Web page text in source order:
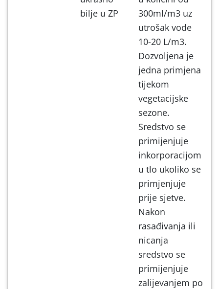
bilje u ZP
300ml/m3 uz
utrošak vode
10-20 L/m3.
Dozvoljena je
jedna primjena
tijekom
vegetacijske
sezone.
Sredstvo se
primijenjuje
inkorporacijom
u tlo ukoliko se
primjenjuje
prije sjetve.
Nakon
rasađivanja ili
nicanja
sredstvo se
primijenjuje
zalijevanjem po